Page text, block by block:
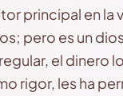
principal en la
pero es un
el dinero
rigor, les ha